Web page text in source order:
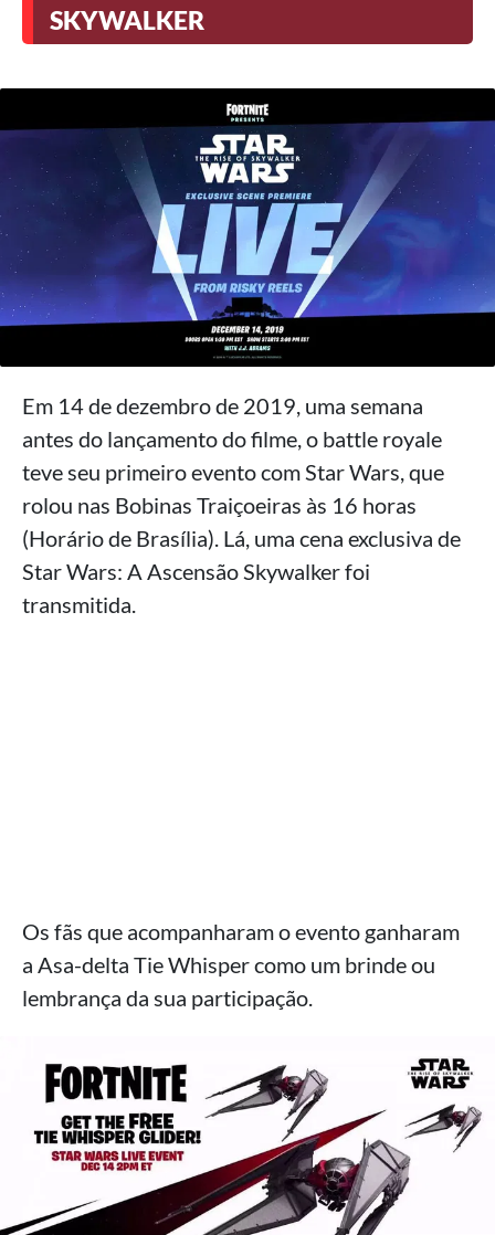
SKYWALKER
Em 14 de dezembro de 2019, uma semana
antes do lançamento do filme, o battle royale
teve seu primeiro evento com Star Wars, que
rolou nas Bobinas Traiçoeiras às 16 horas
(Horário de Brasília). Lá, uma cena exclusiva de
Star Wars: A Ascensão Skywalker foi
transmitida.
Os fãs que acompanharam o evento ganharam
a Asa-delta Tie Whisper como um brinde ou
lembrança da sua participação.